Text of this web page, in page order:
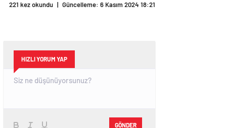
221 kez okundu | Güncelleme: 6 Kasım 2024 18:21
HIZLI YORUM YAP
GÖNDER